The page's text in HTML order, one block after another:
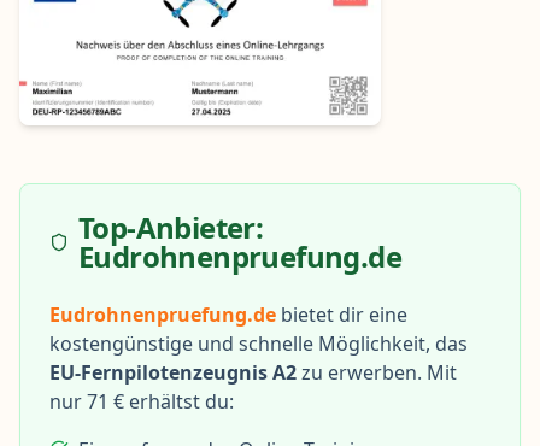
Top-Anbieter:
Eudrohnenpruefung.de
Eudrohnenpruefung.de bietet dir eine
kostengünstige und schnelle Möglichkeit, das
EU-Fernpilotenzeugnis A2zu erwerben. Mit
nur 71 € erhältst du: